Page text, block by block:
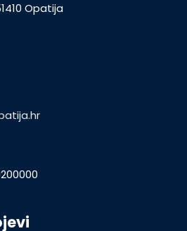
Opatija